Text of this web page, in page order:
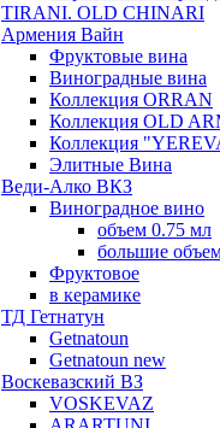
TIRANI. OLD CHINARI
Армения Вайн
Фруктовые вина
Виноградные вина
Коллекция ORRAN
Коллекция OLD
Коллекция
Элитные Вина
Веди-Алко ВКЗ
Виноградное вино
объем 0.75 мл
большие
Фруктовое
в керамике
ТД Гетнатун
Getnatoun
Getnatoun new
Воскевазский ВЗ
VOSKEVAZ